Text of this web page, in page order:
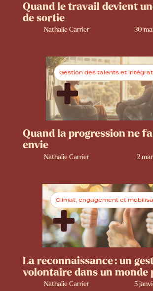
Quand le travail devient
de sortie
Nathalie Carrier 30
Gestion des talents et
Quand la progression ne
envie
Nathalie Carrier 2
Climat, engagement et
La reconnaissance : un
volontaire dans un monde
Nathalie Carrier 5